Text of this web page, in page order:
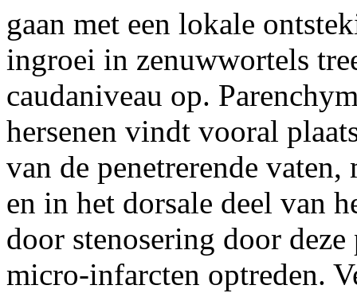
gaan met een lokale
ingroei in zenuwwortels
caudaniveau op.
hersenen vindt vooral
van de penetrerende
en in het dorsale deel van
door stenosering door
micro-infarcten optreden.